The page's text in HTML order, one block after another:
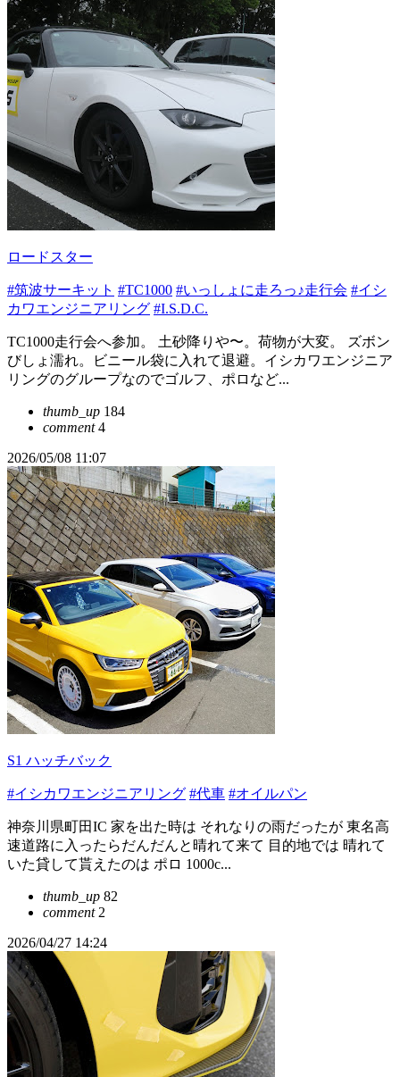
ロードスター
#筑波サーキット #TC1000 #いっしょに走ろっ♪走行会 #イシ
カワエンジニアリング #I.S.D.C.
TC1000走行会へ参加。 土砂降りや〜。荷物が大変。 ズボン
びしょ濡れ。ビニール袋に入れて退避。イシカワエンジニア
リングのグループなのでゴルフ、ポロなど...
thumb_up 184
comment4
2026/05/08 11:07
S1 ハッチバック
#イシカワエンジニアリング #代車 #オイルパン
神奈川県町田IC 家を出た時は それなりの雨だったが 東名高
速道路に入ったらだんだんと晴れて来て 目的地では 晴れて
いた貸して貰えたのは ポロ 1000c...
thumb_up 82
comment2
2026/04/27 14:24